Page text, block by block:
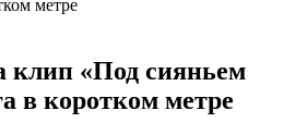
метре
клип «Под сияньем
в коротком метре